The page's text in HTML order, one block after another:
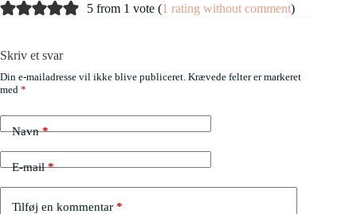
5 from 1 vote (1 rating without comment)
Skriv et svar
Din e-mailadresse vil ikke blive publiceret. Krævede felter er markeret
med *
Navn*
E-mail*
Tilføj en kommentar *